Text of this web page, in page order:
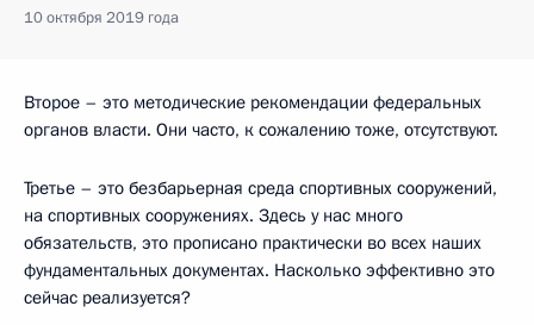
10 октября 2019 года
Второе – это методические рекомендации федеральных
органов власти. Они часто, к сожалению тоже, отсутствуют.
Третье – это безбарьерная среда спортивных сооружений,
на спортивных сооружениях. Здесь у нас много
обязательств, это прописано практически во всех наших
фундаментальных документах. Насколько эффективно это
сейчас реализуется?